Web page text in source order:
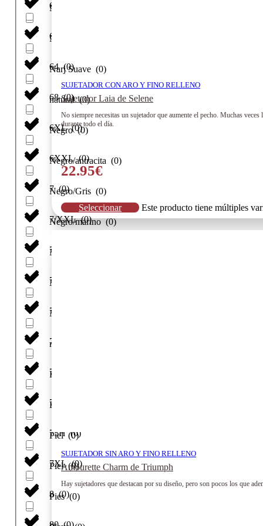
Multicolor
Naranja
Narj Suave (0)
natural (0)
Negro (0)
Negro/antracita (0)
Negro/Gris (0)
Negro/marino (0)
Negro/Verde
Nilo
NO EXISTE
nude
P01BT PLAYTEX
Petalo
Piel (0)
Piel (0)
Pies (0)
6/XL
60
64 (0)
68 (0)
6XL (0)
6XXL (0)
7 (0)
7/XXL (0)
70
70A
72
75
75A
75B
75H (0)
7XL (0)
8 (0)
SUJETADOR CON ARO Y FINO RELLENO
Sujetador Laia de Selene
No siempre necesitas un sujetador que aumente el pecho. Muchas
durante todo el día.
22.95€
Seleccionar Este producto tiene múltiples
SUJETADOR SIN ARO Y FINO RELLENO
Amourette Charm de Triumph
Hay sujetadores que destacan por su diseño, pero son pocos los que